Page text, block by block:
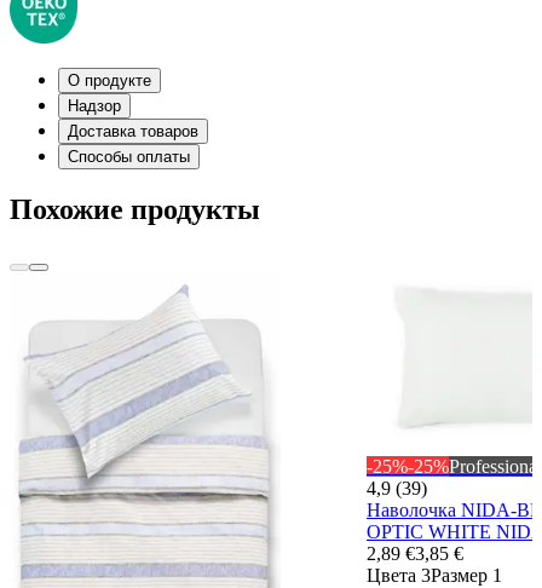
О продукте
Надзор
Доставка товаров
Способы оплаты
Похожие продукты
-25%-25%Professional
4,9 (39)
Наволочка NIDA-
OPTIC WHITE
2,89 €3,85 €
Цвета 3Размер 1